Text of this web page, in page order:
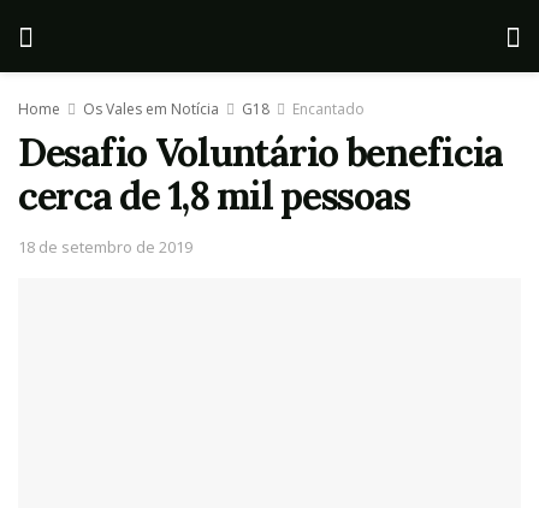
Home Os Vales em Notícia G18 Encantado
Desafio Voluntário beneficia
cerca de 1,8 mil pessoas
18 de setembro de 2019